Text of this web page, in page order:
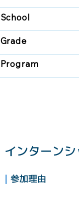
School
Grade
Program
インターン
| 参加理由